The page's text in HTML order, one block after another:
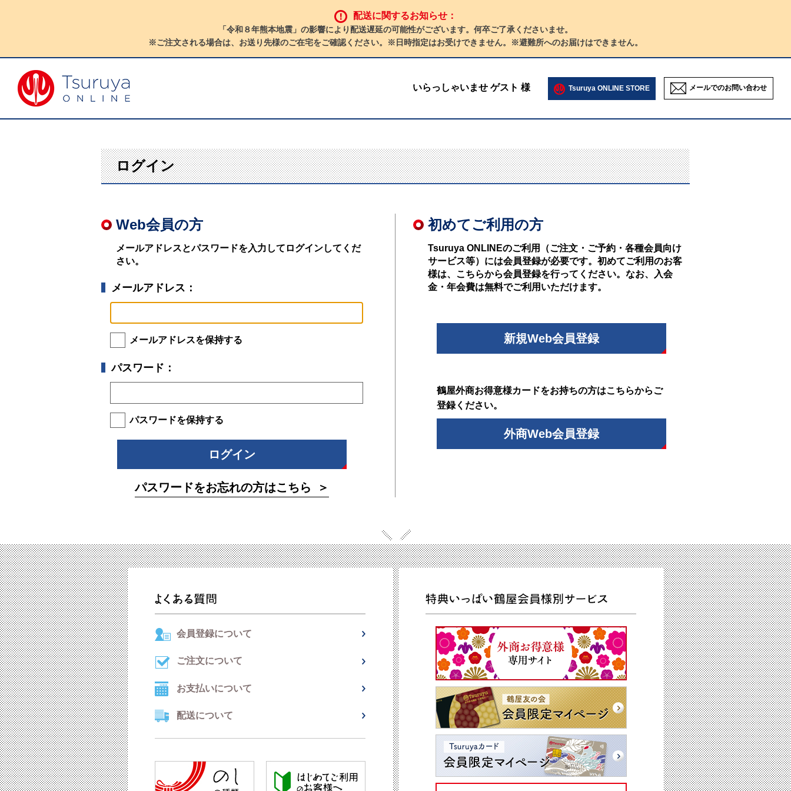
配送に関するお知らせ：
「令和８年熊本地震」の影響により配送遅延の可能性がございます。何卒ご了承くださいませ。
※ご注文される場合は、お送り先様のご在宅をご確認ください。※日時指定はお受けできません。※避難所へのお届けはできません。
いらっしゃいませ ゲスト 様 Tsuruya ONLINE STORE メールでのお問い合わせ
ログイン
Web会員の方
メールアドレスとパスワードを入力してログインしてくだ
さい。
メールアドレス：
メールアドレスを保持する
パスワード：
パスワードを保持する
パスワードをお忘れの方はこちら
初めてご利用の方
Tsuruya ONLINEのご利用（ご注文・ご予約・各種会員向け
サービス等）には会員登録が必要です。初めてご利用のお客
様は、こちらから会員登録を行ってください。なお、入会
金・年会費は無料でご利用いただけます。
新規Web会員登録
鶴屋外商お得意様カードをお持ちの方はこちらからご
登録ください。
外商Web会員登録
会員登録について
ご注文について
お支払いについて
配送について